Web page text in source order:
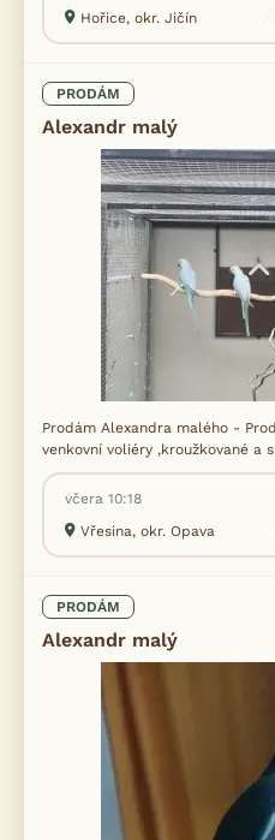
Hořice, okr. Jičín
PRODÁM
Alexandr malý
Prodám Alexandra malého -
venkovní voliéry ,kroužkované a
včera 10:18
Vřesina, okr. Opava
PRODÁM
Alexandr malý